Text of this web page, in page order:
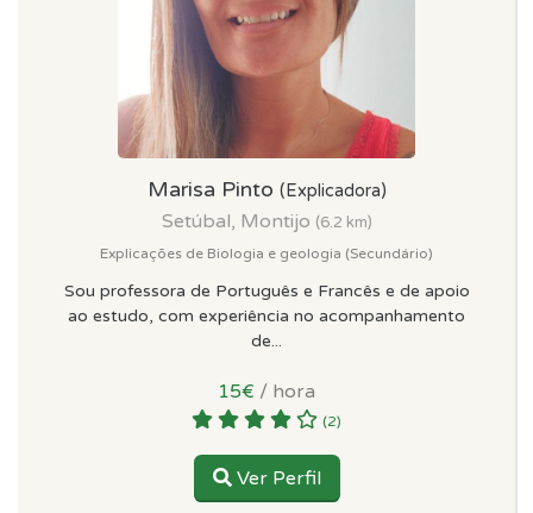
Marisa Pinto (Explicadora)
Setúbal, Montijo (6.2 km)
Explicações de Biologia e geologia (Secundário)
Sou professora de Português e Francês e de apoio
ao estudo, com experiência no acompanhamento
de...
15€ / hora
(2)
Ver Perfil